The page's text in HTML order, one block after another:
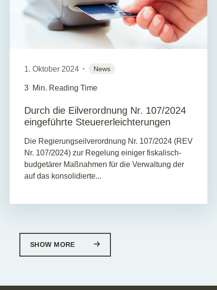
1. Oktober 2024 News
3 Min. Reading Time
Durch die Eilverordnung Nr. 107/2024
eingeführte Steuererleichterungen
Die Regierungseilverordnung Nr. 107/2024 (REV
Nr. 107/2024) zur Regelung einiger fiskalisch-
budgetärer Maßnahmen für die Verwaltung der
auf das konsolidierte...
SHOW MORE